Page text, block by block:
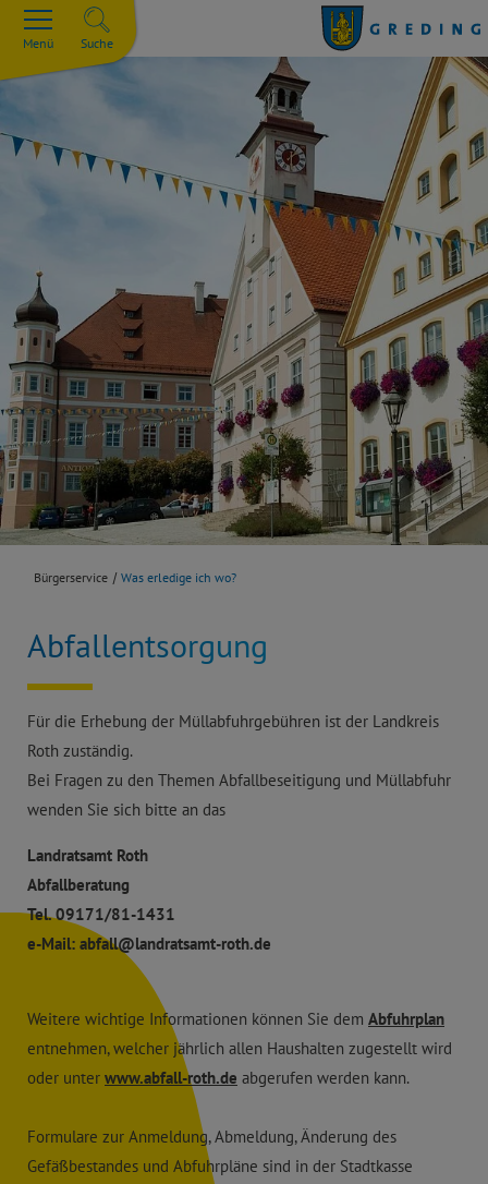
Menü Suche
Bürgerservice Was erledige ich wo?
Abfallentsorgung
Für die Erhebung der Müllabfuhrgebühren ist der Landkreis
Roth zuständig.
Bei Fragen zu den Themen Abfallbeseitigung und Müllabfuhr
wenden Sie sich bitte an das
Landratsamt Roth
Abfallberatung
Tel. 09171/81-1431
e-Mail: abfall@landratsamt-roth.de
Weitere wichtige Informationen können Sie dem Abfuhrplan
entnehmen, welcher jährlich allen Haushalten zugestellt wird
oder unter www.abfall-roth.de abgerufen werden kann.
Formulare zur Anmeldung, Abmeldung, Änderung des
Gefäßbestandes und Abfuhrpläne sind in der Stadtkasse